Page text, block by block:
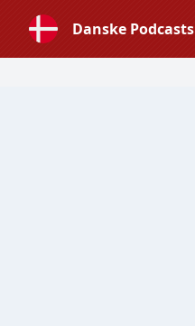
Danske Podcasts